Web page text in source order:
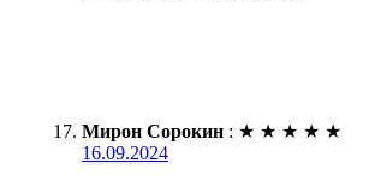
Мирон Сорокин : ★ ★ ★ ★ ★
16.09.2024